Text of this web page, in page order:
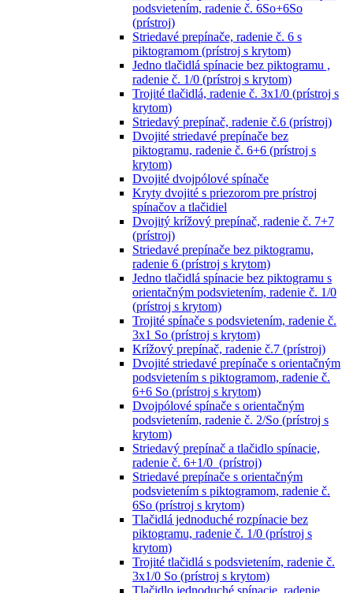
podsvietením, radenie č. 6So+6So
(prístroj)
Striedavé prepínače, radenie č. 6 s
piktogramom (prístroj s krytom)
Jedno tlačidlá spínacie bez piktogramu ,
radenie č. 1/0 (prístroj s krytom)
Trojité tlačidlá, radenie č. 3x1/0 (prístroj s
krytom)
Striedavý prepínač, radenie č.6 (prístroj)
Dvojité striedavé prepínače bez
piktogramu, radenie č. 6+6 (prístroj s
krytom)
Dvojité dvojpólové spínače
Kryty dvojité s priezorom pre prístroj
spínačov a tlačidiel
Dvojitý krížový prepínač, radenie č. 7+7
(prístroj)
Striedavé prepínače bez piktogramu,
radenie 6 (prístroj s krytom)
Jedno tlačidlá spínacie bez piktogramu s
orientačným podsvietením, radenie č. 1/0
(prístroj s krytom)
Trojité spínače s podsvietením, radenie č.
3x1 So (prístroj s krytom)
Krížový prepínač, radenie č.7 (prístroj)
Dvojité striedavé prepínače s orientačným
podsvietením s piktogramom, radenie č.
6+6 So (prístroj s krytom)
Dvojpólové spínače s orientačným
podsvietením, radenie č. 2/So (prístroj s
krytom)
Striedavý prepínač a tlačidlo spínacie,
radenie č. 6+1/0 (prístroj)
Striedavé prepínače s orientačným
podsvietením s piktogramom, radenie č.
6So (prístroj s krytom)
Tlačidlá jednoduché rozpínacie bez
piktogramu, radenie č. 1/0 (prístroj s
krytom)
Trojité tlačidlá s podsvietením, radenie č.
3x1/0 So (prístroj s krytom)
Tlačidlo jednoduché spínacie, radenie